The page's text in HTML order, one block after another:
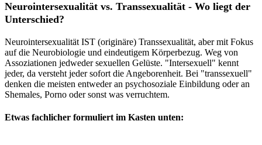
Neurointersexualität vs. Transsexualität - Wo liegt der
Unterschied?
Neurointersexualität IST (originäre) Transsexualität, aber mit Fokus
auf die Neurobiologie und eindeutigem Körperbezug. Weg von
Assoziationen jedweder sexuellen Gelüste. "Intersexuell" kennt
jeder, da versteht jeder sofort die Angeborenheit. Bei "transsexuell"
denken die meisten entweder an psychosoziale Einbildung oder an
Shemales, Porno oder sonst was verruchtem.
Etwas fachlicher formuliert im Kasten unten: